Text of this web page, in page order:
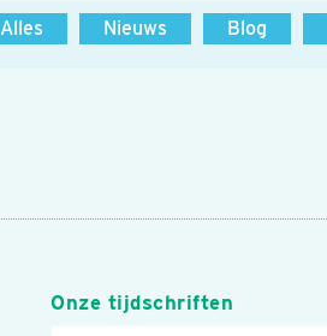
Alles Nieuws Blog
Onze tijdschriften